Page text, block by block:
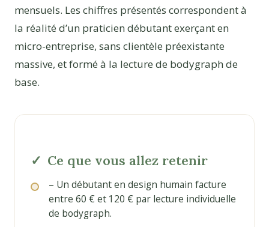
mensuels. Les chiffres présentés correspondent à
la réalité d’un praticien débutant exerçant en
micro-entreprise, sans clientèle préexistante
massive, et formé à la lecture de bodygraph de
base.
Ce que vous allez retenir
– Un débutant en design humain facture
entre 60 € et 120 € par lecture individuelle
de bodygraph.